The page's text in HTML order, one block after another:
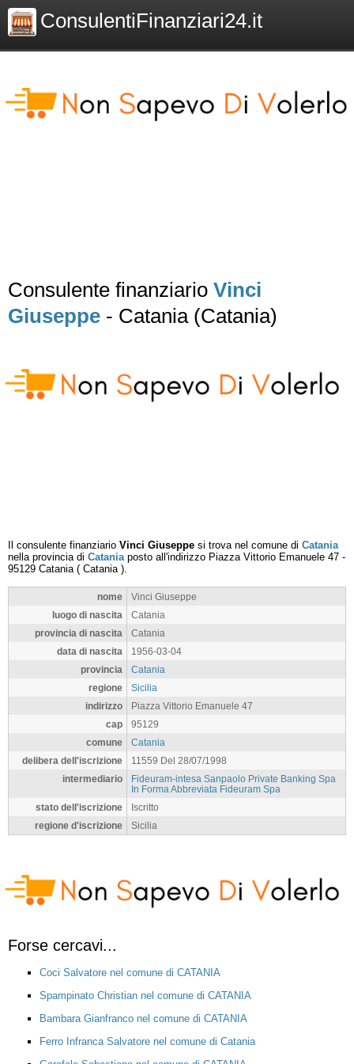
ConsulentiFinanziari24.it
Consulente finanziario Vinci
Giuseppe - Catania (Catania)
Il consulente finanziario Vinci Giuseppe si trova nel comune di Catania
nella provincia di Cataniaposto all'indirizzo Piazza Vittorio Emanuele 47 -
95129 Catania( Catania).
nome
Vinci Giuseppe
luogo di nascita
Catania
provincia di nascita
Catania
data di nascita
1956-03-04
provincia
Catania
regione
Sicilia
indirizzo
Piazza Vittorio Emanuele 47
cap
95129
comune
Catania
delibera dell'iscrizione
11559 Del 28/07/1998
intermediario
Fideuram-intesa Sanpaolo Private Banking Spa
In Forma Abbreviata Fideuram Spa
stato dell'iscrizione
Iscritto
regione d'iscrizione
Sicilia
Forse cercavi...
Coci Salvatore nel comune di CATANIA
Spampinato Christian nel comune di CATANIA
Bambara Gianfranco nel comune di CATANIA
Ferro Infranca Salvatore nel comune di Catania